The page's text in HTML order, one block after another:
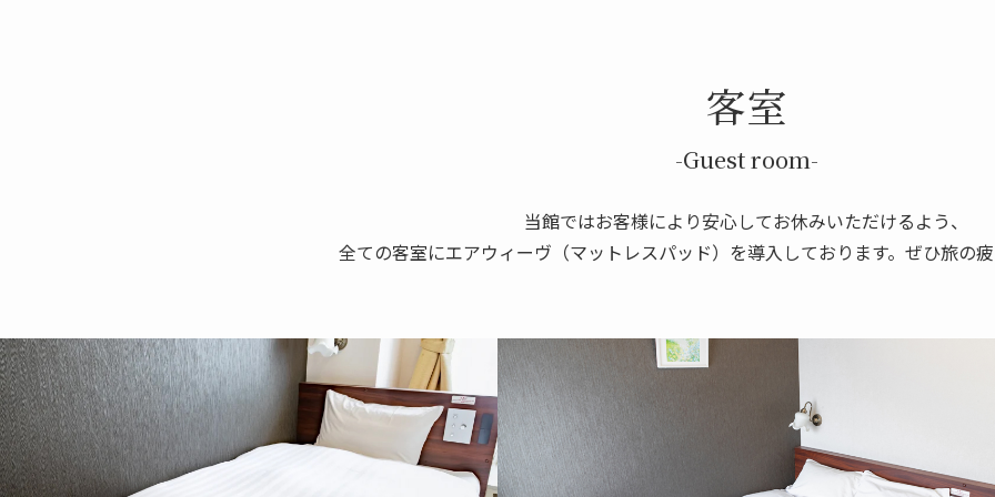
客室
-Guest room-
当館ではお客様により安心してお休みいただけるよう、
全ての客室にエアウィーヴ（マットレスパッド）を導入しております。ぜひ旅の